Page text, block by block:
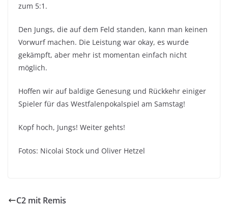
zum 5:1.
Den Jungs, die auf dem Feld standen, kann man keinen
Vorwurf machen. Die Leistung war okay, es wurde
gekämpft, aber mehr ist momentan einfach nicht
möglich.
Hoffen wir auf baldige Genesung und Rückkehr einiger
Spieler für das Westfalenpokalspiel am Samstag!
Kopf hoch, Jungs! Weiter gehts!
Fotos: Nicolai Stock und Oliver Hetzel
C2 mit Remis